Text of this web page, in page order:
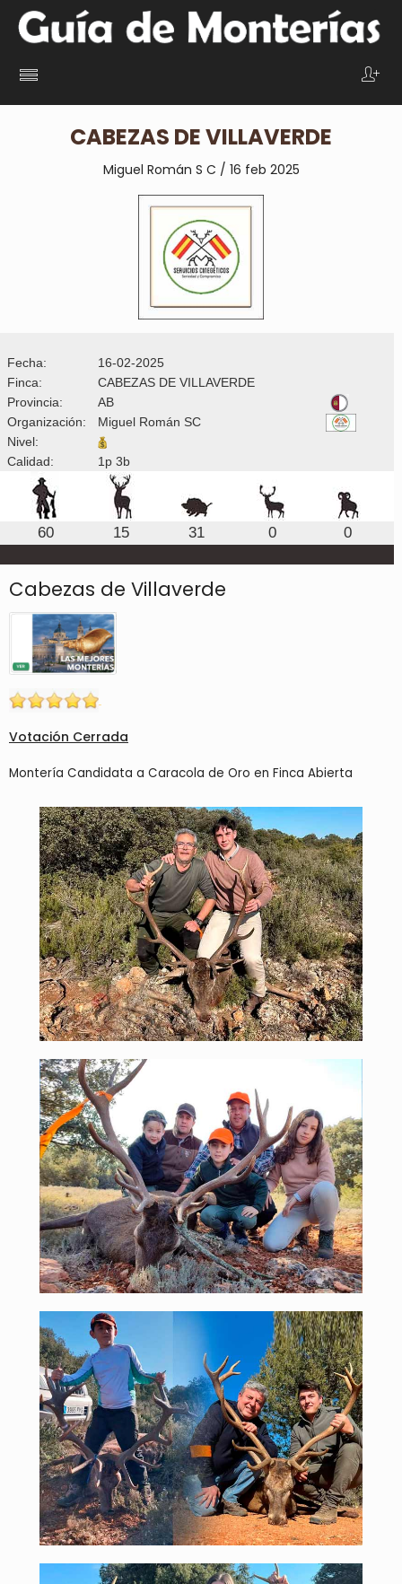
CABEZAS DE VILLAVERDE
Miguel Román S C / 16 feb 2025
Fecha:
16-02-2025
Finca:
CABEZAS DE VILLAVERDE
Provincia:
AB
Organización:
Miguel Román SC
Nivel:
Calidad:
1p 3b
60 15 31 0 0
Cabezas de Villaverde
Votación Cerrada
Montería Candidata a Caracola de Oro en Finca Abierta